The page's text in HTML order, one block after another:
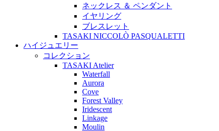
ネックレス ＆ ペンダント
イヤリング
ブレスレット
TASAKI NICCOLÒ PASQUALETTI
ハイジュエリー
コレクション
TASAKI Atelier
Waterfall
Aurora
Cove
Forest Valley
Iridescent
Linkage
Moulin